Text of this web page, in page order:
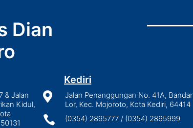
Dian
& Jalan
Kidul,
Kediri

Jalan Penanggungan No. 41A, Bandar
Lor, Kec. Mojoroto, Kota Kediri, 64414
 (0354) 2895777 / (0354) 2895999